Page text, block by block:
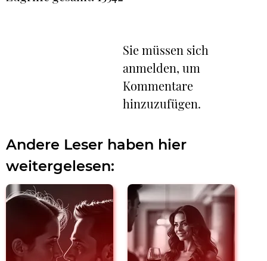
Sie müssen sich
anmelden, um
Kommentare
hinzuzufügen.
Andere Leser haben hier
weitergelesen: